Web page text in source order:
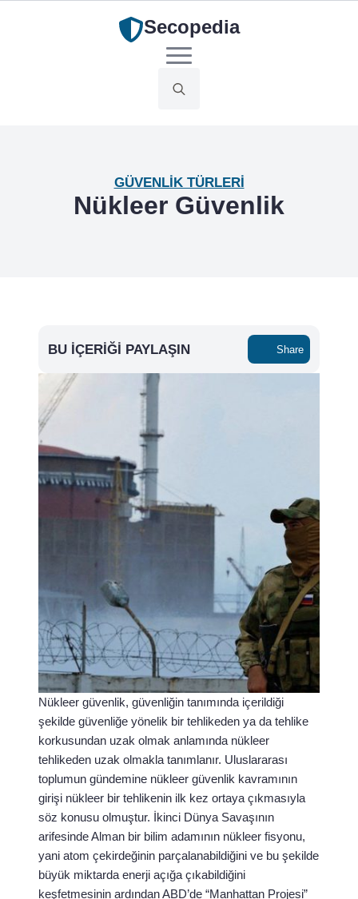
Secopedia
GÜVENLIK TÜRLERI
Nükleer Güvenlik
BU İÇERIĞI PAYLAŞIN Share
Nükleer güvenlik, güvenliğin tanımında içerildiği
şekilde güvenliğe yönelik bir tehlikeden ya da tehlike
korkusundan uzak olmak anlamında nükleer
tehlikeden uzak olmakla tanımlanır. Uluslararası
toplumun gündemine nükleer güvenlik kavramının
girişi nükleer bir tehlikenin ilk kez ortaya çıkmasıyla
söz konusu olmuştur. İkinci Dünya Savaşının
arifesinde Alman bir bilim adamının nükleer fisyonu,
yani atom çekirdeğinin parçalanabildiğini ve bu şekilde
büyük miktarda enerji açığa çıkabildiğini
keşfetmesinin ardından ABD’de “Manhattan Projesi”